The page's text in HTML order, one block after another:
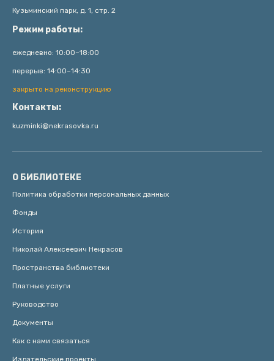
Кузьминский парк, д. 1, стр. 2
Режим работы:
ежедневно: 10:00–18:00
перерыв: 14:00–14:30
закрыто на реконструкцию
Контакты:
kuzminki@nekrasovka.ru
О БИБЛИОТЕКЕ
Политика обработки персональных данных
Фонды
История
Николай Алексеевич Некрасов
Пространства библиотеки
Платные услуги
Руководство
Документы
Как с нами связаться
Издательские проекты